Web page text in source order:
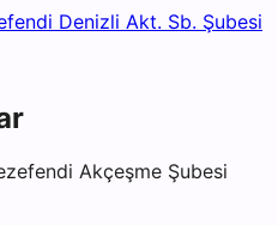
Denizli Akt. Sb. Şubesi
Akçeşme Şubesi